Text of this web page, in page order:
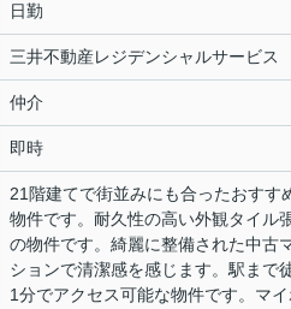
日勤
三井不動産レジデンシャルサービス
仲介
即時
21階建てで街並みにも合ったおすす
物件です。耐久性の高い外観タイル
の物件です。綺麗に整備された中古
ションで清潔感を感じます。駅まで
1分でアクセス可能な物件です。マ